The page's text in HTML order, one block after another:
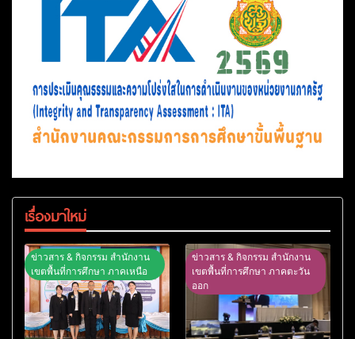
เรื่องมาใหม่
ข่าวสาร & กิจกรรม สำนักงาน
เขตพื้นที่การศึกษา ภาคเหนือ
ข่าวสาร & กิจกรรม สำนักงาน
เขตพื้นที่การศึกษา ภาคตะวัน
ออก